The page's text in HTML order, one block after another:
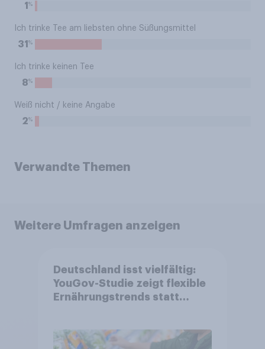
1 %
Ich trinke Tee am liebsten ohne Süßungsmittel
31 %
Ich trinke keinen Tee
8%
Weiß nicht / keine Angabe
2%
Verwandte Themen
Weitere Umfragen anzeigen
Deutschland isst vielfältig:
YouGov-Studie zeigt flexible
Ernährungstrends statt